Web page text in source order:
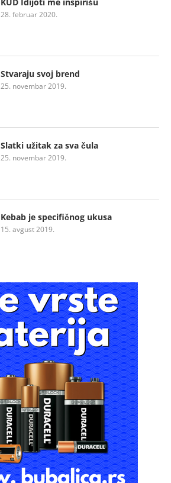
28. februar 2020.
Stvaraju svoj brend
25. novembar 2019.
Slatki užitak za sva čula
25. novembar 2019.
Kebab je specifičnog ukusa
15. avgust 2019.